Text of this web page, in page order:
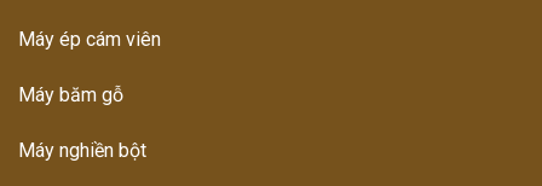
Máy ép cám viên
Máy băm gỗ
Máy nghiền bột